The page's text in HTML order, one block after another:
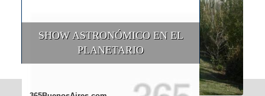
SHOW ASTRONÓMICO EN EL
PLANETARIO